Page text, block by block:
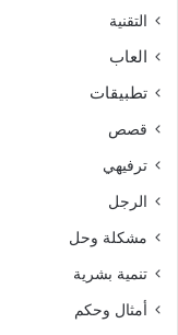
التقنية
العاب
تطبيقات
قصص
ترفيهي
الرجل
مشكلة وحل
تنمية بشرية
أمثال وحكم